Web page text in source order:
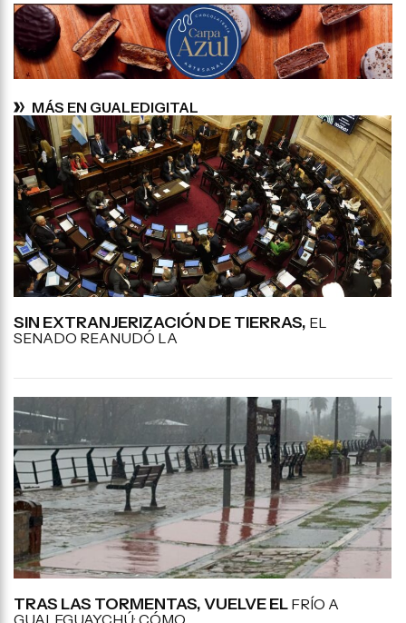
MÁS EN GUALEDIGITAL
SIN EXTRANJERIZACIÓN DE TIERRAS, EL
SENADO REANUDÓ LA
TRAS LAS TORMENTAS, VUELVE EL FRÍO A